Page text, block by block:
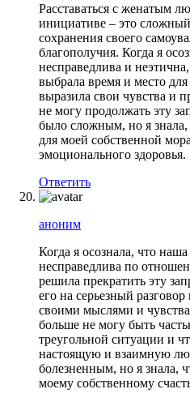
Расставаться с женатым
инициативе – это
сохранения своего
благополучия. Когда я
несправедлива и
выбрала время и место
выразила свои чувства и
не могу продолжать эту
было сложным, но я
для моей собственной
эмоционального здоровья.
Ответить
аноним
Когда я осознала, что
несправедлива по
решила прекратить эту
его на серьезный
своими мыслями и
больше не могу быть
треугольной ситуации и
настоящую и взаимную
болезненным, но я знала,
моему собственному